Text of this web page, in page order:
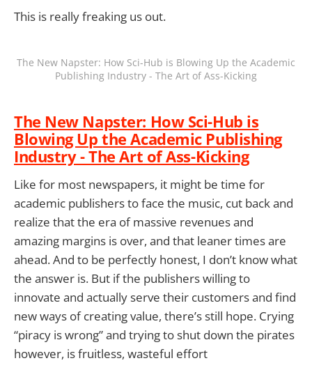
This is really freaking us out.
The New Napster: How Sci-Hub is Blowing Up the Academic
Publishing Industry - The Art of Ass-Kicking
The New Napster: How Sci-Hub is
Blowing Up the Academic Publishing
Industry - The Art of Ass-Kicking
Like for most newspapers, it might be time for
academic publishers to face the music, cut back and
realize that the era of massive revenues and
amazing margins is over, and that leaner times are
ahead. And to be perfectly honest, I don’t know what
the answer is. But if the publishers willing to
innovate and actually serve their customers and find
new ways of creating value, there’s still hope. Crying
“piracy is wrong” and trying to shut down the pirates
however, is fruitless, wasteful effort